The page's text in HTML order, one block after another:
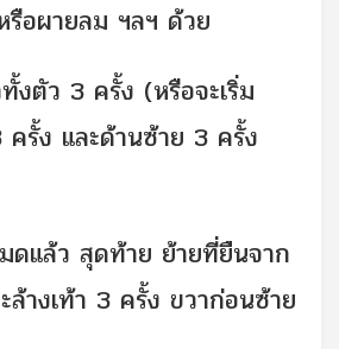
รือผายลม ฯลฯ ด้วย
งตัว 3 ครั้ง (หรือจะเริ่ม
ครั้ง และด้านซ้าย 3 ครั้ง
ดแล้ว สุดท้าย ย้ายที่ยืนจาก
ล้างเท้า 3 ครั้ง ขวาก่อนซ้าย